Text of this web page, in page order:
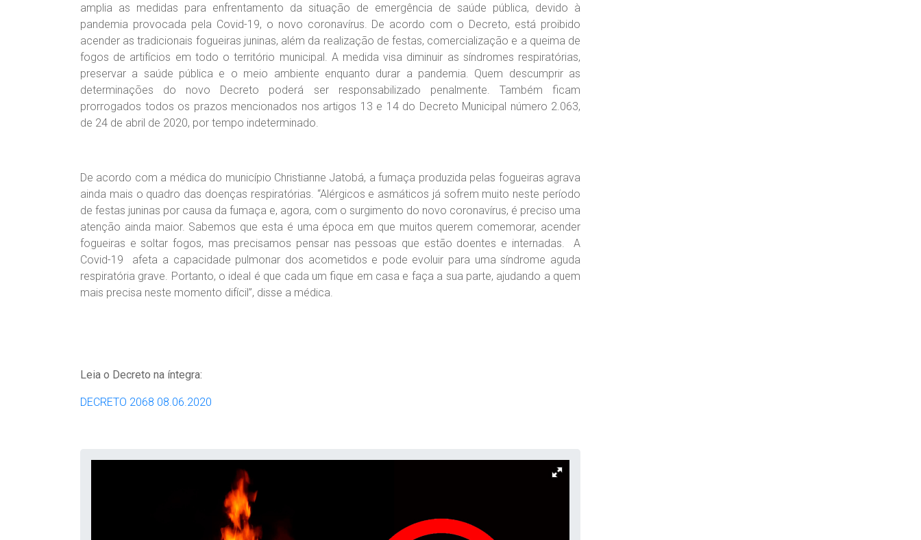
amplia as medidas para enfrentamento da situação de emergência de saúde pública, devido à
pandemia provocada pela Covid-19, o novo coronavírus. De acordo com o Decreto, está proibido
acender as tradicionais fogueiras juninas, além da realização de festas, comercialização e a queima de
fogos de artifícios em todo o território municipal. A medida visa diminuir as síndromes respiratórias,
preservar a saúde pública e o meio ambiente enquanto durar a pandemia. Quem descumprir as
determinações do novo Decreto poderá ser responsabilizado penalmente. Também ficam
prorrogados todos os prazos mencionados nos artigos 13 e 14 do Decreto Municipal número 2.063,
de 24 de abril de 2020, por tempo indeterminado.
De acordo com a médica do município Christianne Jatobá, a fumaça produzida pelas fogueiras agrava
ainda mais o quadro das doenças respiratórias. “Alérgicos e asmáticos já sofrem muito neste período
de festas juninas por causa da fumaça e, agora, com o surgimento do novo coronavírus, é preciso uma
atenção ainda maior. Sabemos que esta é uma época em que muitos querem comemorar, acender
fogueiras e soltar fogos, mas precisamos pensar nas pessoas que estão doentes e internadas. A
Covid-19 afeta a capacidade pulmonar dos acometidos e pode evoluir para uma síndrome aguda
respiratória grave. Portanto, o ideal é que cada um fique em casa e faça a sua parte, ajudando a quem
mais precisa neste momento difícil”, disse a médica.
Leia o Decreto na íntegra:
DECRETO 2068 08.06.2020